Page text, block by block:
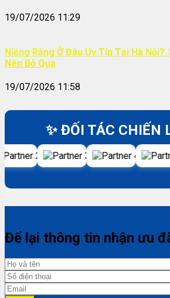
19/07/2026 11:29
Niềng Răng Ở Đâu Uy Tín Tại Hà Nội?
Nên Bỏ Qua
19/07/2026 11:58
✨ ĐỐI TÁC CHIẾN
Để lại thông tin nhận ưu